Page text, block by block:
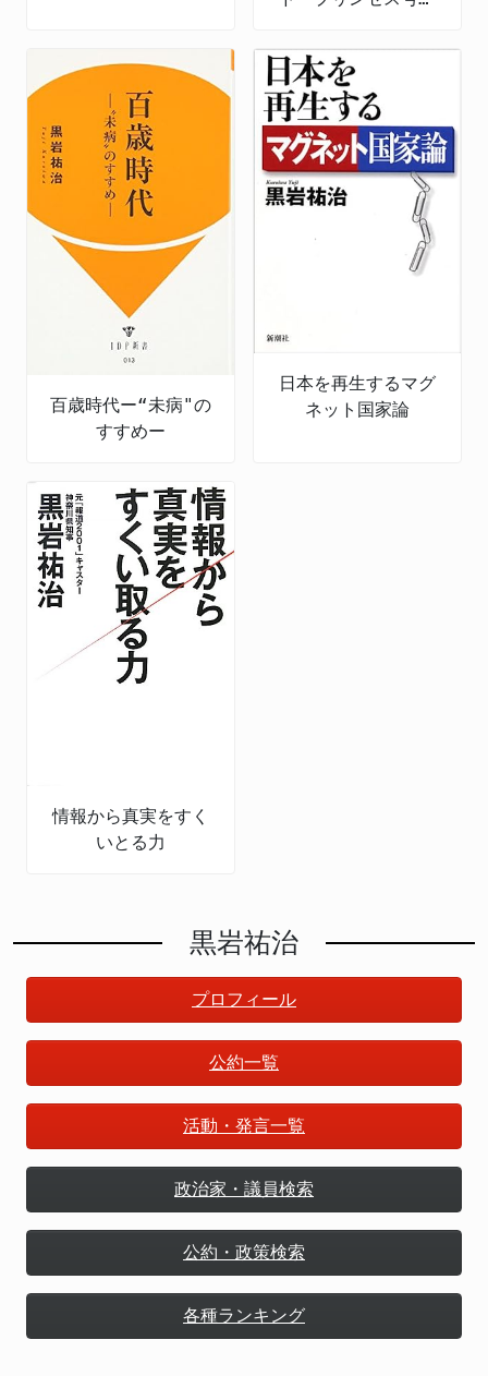
神奈川・250日間の真
実
百歳時代ー“未病"の
すすめー
日本を再生するマグ
ネット国家論
情報から真実をすく
いとる力
黒岩祐治
プロフィール
公約一覧
活動・発言一覧
政治家・議員検索
公約・政策検索
各種ランキング